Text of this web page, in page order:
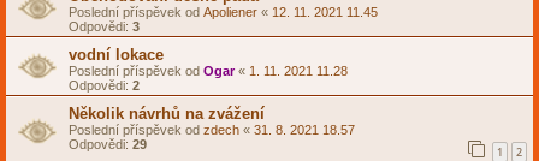
Poslední příspěvek od Apoliener « 12. 11. 2021 11.45
Odpovědi: 3
vodní lokace
Poslední příspěvek od Ogar« 1. 11. 2021 11.28
Odpovědi: 2
Několik návrhů na zvážení
Poslední příspěvek od zdech « 31. 8. 2021 18.57
Odpovědi: 29 1 2